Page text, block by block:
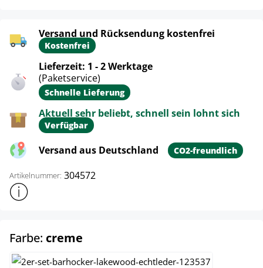
Versand und Rücksendung kostenfrei
Kostenfrei
Lieferzeit: 1 - 2 Werktage
(Paketservice)
Schnelle Lieferung
Aktuell sehr beliebt, schnell sein lohnt sich
Verfügbar
Versand aus Deutschland CO2-freundlich
Artikelnummer: 304572
Weitere Produktinformationen anzeigen
Farbe: creme